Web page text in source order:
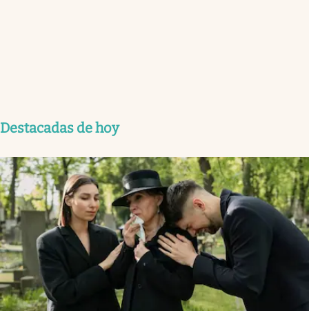
Destacadas de hoy